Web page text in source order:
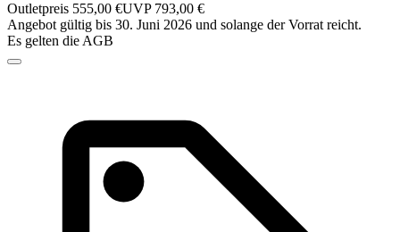
Outletpreis 555,00 €UVP 793,00 €
Angebot gültig bis 30. Juni 2026 und solange der Vorrat reicht.
Es gelten die AGB